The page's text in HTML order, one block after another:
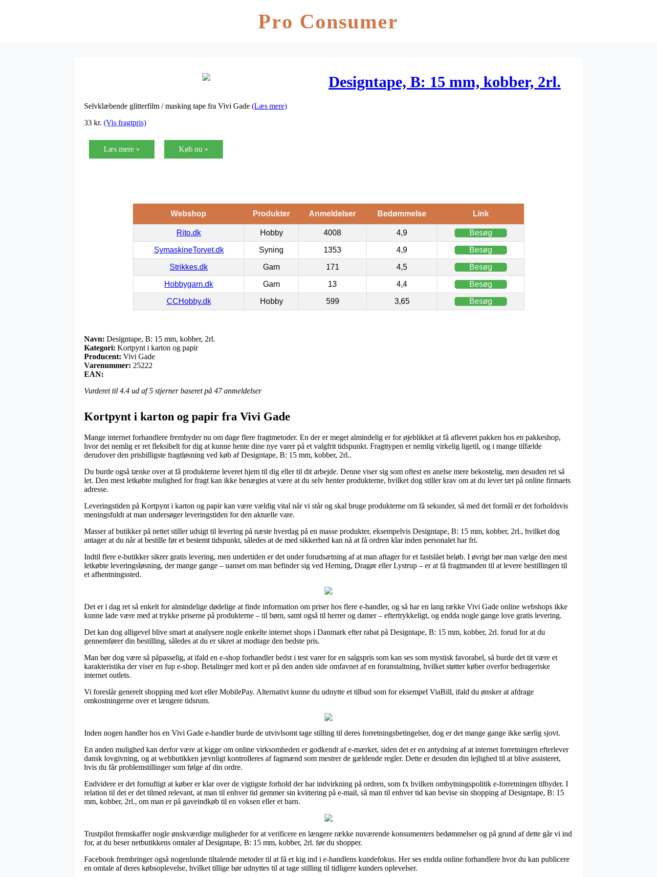
Pro Consumer
Designtape, B: 15 mm, kobber, 2rl.
Selvklæbende glitterfilm / masking tape fra Vivi Gade (Læs mere)
33 kr. (Vis fragtpris)
Læs mere » Køb nu »
Webshop Produkter Anmeldelser Bedømmelse Link
Rito.dk Hobby 4008 4,9 Besøg
SymaskineTorvet.dk Syning 1353 4,9 Besøg
Strikkes.dk Garn 171 4,5 Besøg
Hobbygarn.dk Garn 13 4,4 Besøg
CCHobby.dk Hobby 599 3,65 Besøg
Navn: Designtape, B: 15 mm, kobber, 2rl.
Kategori: Kortpynt i karton og papir
Producent: Vivi Gade
Varenummer: 25222
EAN:
Vurderet til 4.4 ud af 5 stjerner baseret på 47anmeldelser
Kortpynt i karton og papir fra Vivi Gade
Mange internet forhandlere frembyder nu om dage flere fragtmetoder. En der er meget almindelig er for øjeblikket at få afleveret pakken hos en pakkeshop,
hvor det nemlig er ret fleksibelt for dig at kunne hente dine nye varer på et valgfrit tidspunkt. Fragttypen er nemlig virkelig ligetil, og i mange tilfælde
derudover den prisbilligste fragtløsning ved køb af Designtape, B: 15 mm, kobber, 2rl..
Du burde også tænke over at få produkterne leveret hjem til dig eller til dit arbejde. Denne viser sig som oftest en anelse mere bekostelig, men desuden ret så
let. Den mest letkøbte mulighed for fragt kan ikke benægtes at være at du selv henter produkterne, hvilket dog stiller krav om at du lever tæt på online firmaets
adresse.
Leveringstiden på Kortpynt i karton og papir kan være vældig vital når vi står og skal bruge produkterne om få sekunder, så med det formål er det forholdsvis
meningsfuldt at man undersøger leveringstiden for den aktuelle vare.
Masser af butikker på nettet stiller udsigt til levering på næste hverdag på en masse produkter, eksempelvis Designtape, B: 15 mm, kobber, 2rl., hvilket dog
antager at du når at bestille før et bestemt tidspunkt, således at de med sikkerhed kan nå at få ordren klar inden personalet har fri.
Indtil flere e-butikker sikrer gratis levering, men undertiden er det under forudsætning af at man aftager for et fastslået beløb. I øvrigt bør man vælge den mest
letkøbte leveringsløsning, der mange gange – uanset om man befinder sig ved Herning, Dragør eller Lystrup – er at få fragtmanden til at levere bestillingen til
et afhentningssted.
Det er i dag ret så enkelt for almindelige dødelige at finde information om priser hos flere e-handler, og så har en lang række Vivi Gade online webshops ikke
kunne lade være med at trykke priserne på produkterne – til børn, samt også til herrer og damer – eftertrykkeligt, og endda nogle gange love gratis levering.
Det kan dog alligevel blive smart at analysere nogle enkelte internet shops i Danmark efter rabat på Designtape, B: 15 mm, kobber, 2rl. forud for at du
gennemfører din bestilling, således at du er sikret at modtage den bedste pris.
Man bør dog være så påpasselig, at ifald en e-shop forhandler bedst i test varer for en salgspris som kan ses som mystisk favorabel, så burde det tit være et
karakteristika der viser en fup e-shop. Betalinger med kort er på den anden side omfavnet af en foranstaltning, hvilket støtter køber overfor bedrageriske
internet outlets.
Vi foreslår generelt shopping med kort eller MobilePay. Alternativt kunne du udnytte et tilbud som for eksempel ViaBill, ifald du ønsker at afdrage
omkostningerne over et længere tidsrum.
Inden nogen handler hos en Vivi Gade e-handler burde de utvivlsomt tage stilling til deres forretningsbetingelser, dog er det mange gange ikke særlig sjovt.
En anden mulighed kan derfor være at kigge om online virksomheden er godkendt af e-mærket, siden det er en antydning af at internet forretningen efterlever
dansk lovgivning, og at webbutikken jævnligt kontrolleres af fagmænd som mestrer de gældende regler. Dette er desuden din lejlighed til at blive assisteret,
hvis du får problemstillinger som følge af din ordre.
Endvidere er det fornuftigt at køber er klar over de vigtigste forhold der har indvirkning på ordren, som fx hvilken ombytningspolitik e-forretningen tilbyder. I
relation til det er det tilmed relevant, at man til enhver tid gemmer sin kvittering på e-mail, så man til enhver tid kan bevise sin shopping af Designtape, B: 15
mm, kobber, 2rl., om man er på gaveindkøb til en voksen eller et barn.
Trustpilot fremskaffer nogle ønskværdige muligheder for at verificere en længere række nuværende konsumenters bedømmelser og på grund af dette går vi ind
for, at du beser netbutikkens omtaler af Designtape, B: 15 mm, kobber, 2rl. før du shopper.
Facebook frembringer også nogenlunde tiltalende metoder til at få et kig ind i e-handlens kundefokus. Her ses endda online forhandlere hvor du kan publicere
en omtale af deres købsoplevelse, hvilket tillige bør udnyttes til at tage stilling til tidligere kunders oplevelser.